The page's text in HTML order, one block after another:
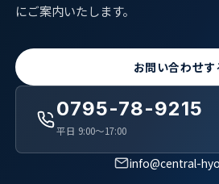
にご案内いたします。
お問い合わせす
0795-78-9215
平日 9:00〜17:00
info@central-